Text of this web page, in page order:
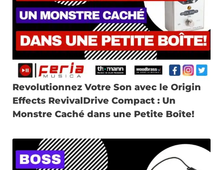
Revolutionnez Votre Son avec le Origin
Effects RevivalDrive Compact : Un
Monstre Caché dans une Petite Boîte!